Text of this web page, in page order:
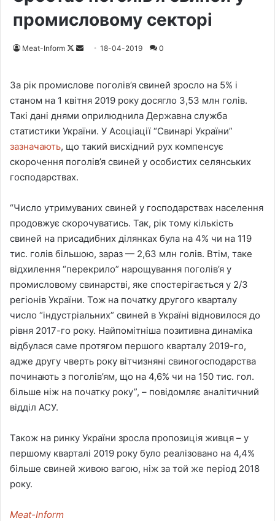
промисловому секторі
Meat-Inform
F
w
o
n
X
n
e
m
a
18-04-2019 0
За рік промислове поголів’я свиней зросло на 5% і
станом на 1 квітня 2019 року досягло 3,53 млн голів.
Такі дані днями оприлюднила Державна служба
статистики України. У Асоціації “Свинарі України”
зазначають, що такий висхідний рух компенсує
скорочення поголів’я свиней у особистих селянських
господарствах.
“Число утримуваних свиней у господарствах населення
продовжує скорочуватись. Так, рік тому кількість
свиней на присадибних ділянках була на 4% чи на 119
тис. голів більшою, зараз — 2,63 млн голів. Втім, таке
відхилення “перекрило” нарощування поголів’я у
промисловому свинарстві, яке спостерігається у 2/3
регіонів України. Тож на початку другого кварталу
число “індустріальних” свиней в Україні відновилося до
рівня 2017-го року. Найпомітніша позитивна динаміка
відбулася саме протягом першого кварталу 2019-го,
адже другу чверть року вітчизняні свиногосподарства
починають з поголів’ям, що на 4,6% чи на 150 тис. гол.
більше ніж на початку року”, – повідомляє аналітичний
відділ АСУ.
Також на ринку України зросла пропозиція живця – у
першому кварталі 2019 року було реалізовано на 4,4%
більше свиней живою вагою, ніж за той же період 2018
року.
Meat-Inform